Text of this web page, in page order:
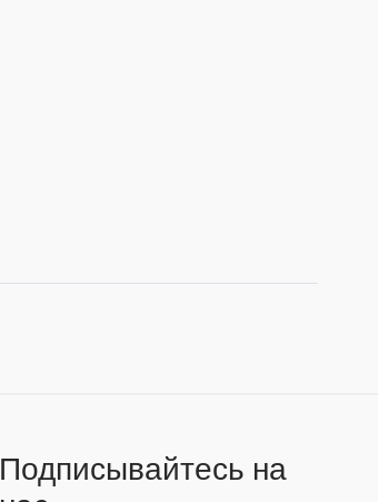
Подписывайтесь на